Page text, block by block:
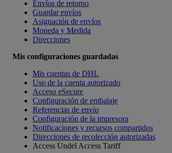
Envíos de retorno
Guardar envíos
Asignación de envíos
Moneda y Medida
Direcciones
Mis configuraciones guardadas
Mis cuentas de DHL
Uso de la cuenta autorizado
Acceso eSecure
Configuración de embalaje
Referencias de envío
Configuración de la impresora
Notificaciones y recursos compartidos
Direcciones de recolección autorizadas
Access Undel Access Tariff